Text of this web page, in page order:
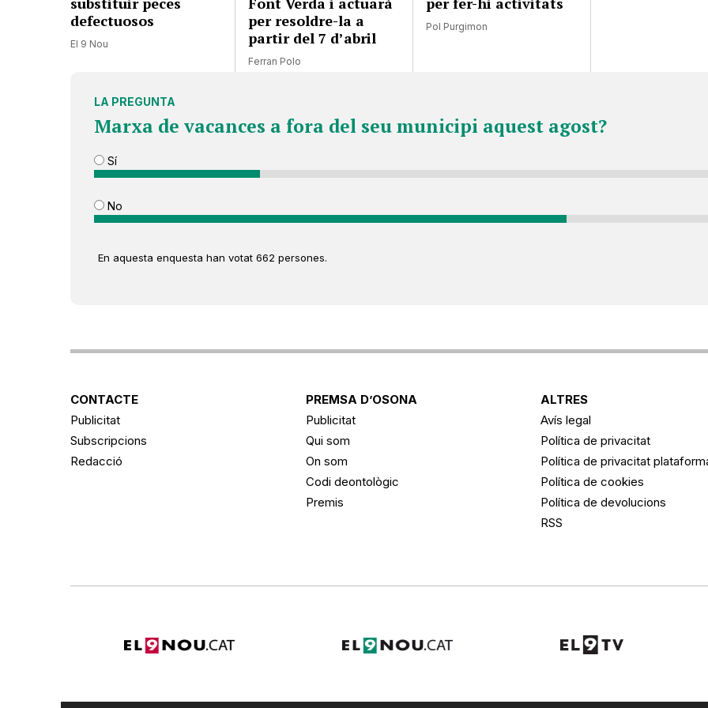
defectuosos
El 9 Nou
per resoldre-la a
partir del 7 d’abril
Ferran Polo
Pol Purgimon
LA PREGUNTA
Marxa de vacances a fora del seu municipi aquest agost?
Sí
No
En aquesta enquesta han votat 662 persones.
CONTACTE
Publicitat
Subscripcions
Redacció
PREMSA D’OSONA
Publicitat
Qui som
On som
Codi deontològic
Premis
ALTRES
Avís legal
Política de privacitat
Política de privacitat
Política de cookies
Política de devolucions
RSS